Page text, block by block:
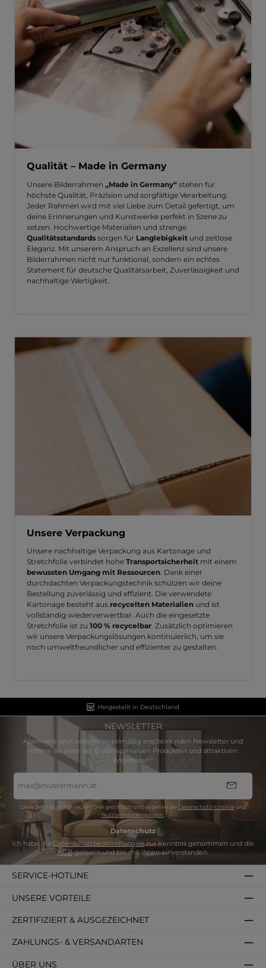
Qualität – Made in Germany
Unsere Bilderrahmen „Made in Germany“ stehen für
höchste Qualität, Präzision und sorgfältige Verarbeitung.
Jeder Rahmen wird mit viel Liebe zum Detail gefertigt, um
deine Erinnerungen und Kunstwerke perfekt in Szene zu
setzen. Hochwertige Materialien und strenge
Qualitätsstandards sorgen für Langlebigkeit und zeitlose
Eleganz. Mit unserem Anspruch an Exzellenz sind unsere
Bilderrahmen nicht nur funktional, sondern ein echtes
Statement für deutsche Qualitätsarbeit, Zuverlässigkeit und
nachhaltige Wertigkeit.
Unsere Verpackung
Unsere nachhaltige Verpackung aus Kartonage und
Stretchfolie verbindet hohe Transportsicherheit mit einem
bewussten Umgang mit Ressourcen. Dank einer
durchdachten Verpackungstechnik schützen wir deine
Bestellung zuverlässig und effizient. Die verwendete
Kartonage besteht aus recycelten Materialien und ist
vollständig wiederverwertbar. Auch die eingesetzte
Stretchfolie ist zu 100 % recycelbar. Zusätzlich optimieren
wir unsere Verpackungslösungen kontinuierlich, um sie
noch umweltfreundlicher und effizienter zu gestalten.
Hergestellt in Deutschland
NEWSLETTER
Abonniere jetzt unseren regelmäßig erscheinenden Newsletter und
erfahre als einer der Ersten von neuen Produkten und attraktiven
Angeboten.“
Mail-
Adresse
Diese Seite ist durch reCAPTCHA geschützt und es gelten die Datenschutzrichtlinieund
Nutzungsbedingungen.
Datenschutz
Ich habe die Datenschutzbestimmungenzur Kenntnis genommen und die
AGBgelesen und bin mit ihnen einverstanden.
SERVICE-HOTLINE
ZAHLUNGS- & VERSANDARTEN
ÜBER UNS
ZERTIFIZIERT & AUSGEZEICHNET
UNSERE VORTEILE